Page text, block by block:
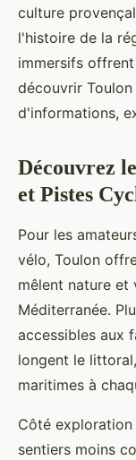
culture
l'histoire de la
immersifs
découvrir
d'informations,
Découvrez
et Pistes
Pour les
vélo, Toulon
mêlent nature et
Méditerranée.
accessibles aux
longent le
maritimes à
Côté
sentiers moins